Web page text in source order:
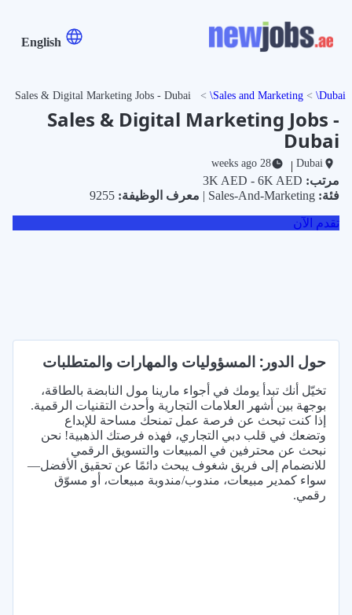
English
Dubai
Sales and Marketing
Sales & Digital Marketing Jobs - Dubai
Sales & Digital Marketing Jobs -
Dubai
Dubai
|
28 weeks ago
مرتب:
فئة:
معرف الوظيفة:
تقدم الآن
حول الدور: المسؤوليات والمهارات والمتطلبات
تخيّل أنك تبدأ يومك في أجواء مارينا مول النابضة بالطاقة،
بوجهة بين أشهر العلامات التجارية وأحدث التقنيات الرقمية.
إذا كنت تبحث عن فرصة عمل تمنحك مساحة للإبداع
وتضعك في قلب دبي التجاري، فهذه فرصتك الذهبية! نحن
نبحث عن محترفين في المبيعات والتسويق الرقمي
للانضمام إلى فريق شغوف يبحث دائمًا عن تحقيق الأفضل—
سواء كمدير مبيعات، مندوب/مندوبة مبيعات، أو مسوّق
رقمي.